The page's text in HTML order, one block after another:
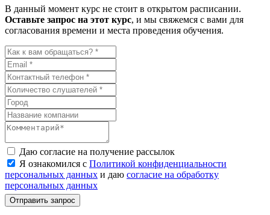
В данный момент курс не стоит в открытом расписании.
Оставьте запрос на этот курс, и мы свяжемся с вами для
согласования времени и места проведения обучения.
Даю согласие на получение рассылок
Я ознакомился с Политикой конфиденциальности
персональных данных и даю согласие на обработку
персональных данных
Отправить запрос